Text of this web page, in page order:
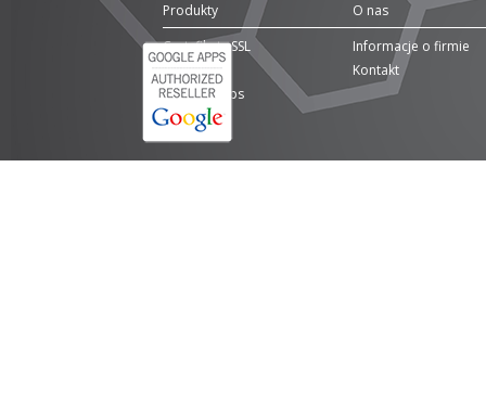
Produkty
Certyfikaty SSL
Domeny
Google Apps
O nas
Informacje o firmie
Kontakt